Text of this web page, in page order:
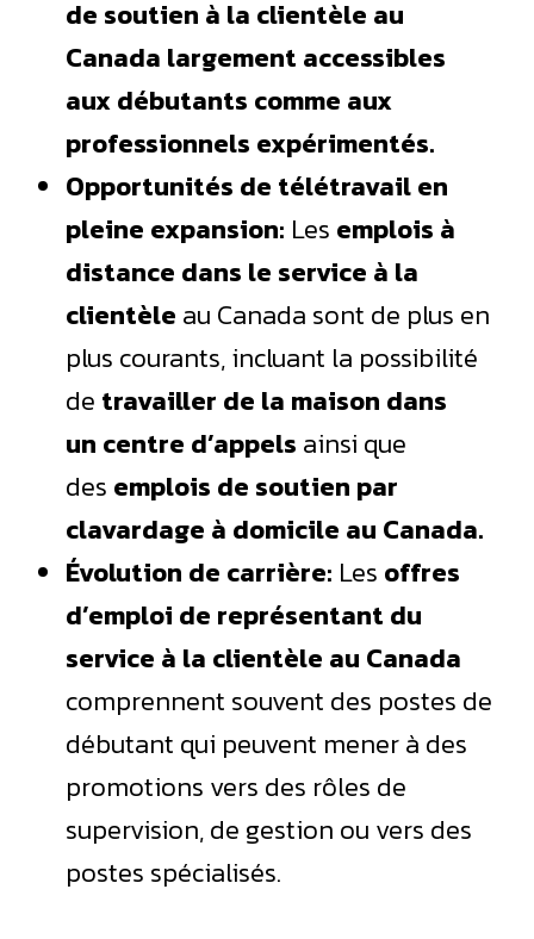
de soutien à la clientèle au
Canada largement accessibles
aux débutants comme aux
professionnels expérimentés.
Opportunités de télétravail en
pleine expansion: Les emplois à
distance dans le service à la
clientèle au Canada sont de plus en
plus courants, incluant la possibilité
de travailler de la maison dans
un centre d’appels ainsi que
des emplois de soutien par
clavardage à domicile au Canada.
Évolution de carrière: Les offres
d’emploi de représentant du
service à la clientèle au Canada
comprennent souvent des postes de
débutant qui peuvent mener à des
promotions vers des rôles de
supervision, de gestion ou vers des
postes spécialisés.